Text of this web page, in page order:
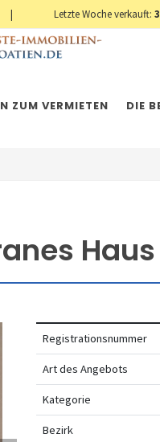
| Letzte Woche verkauft:
ZUM VERMIETEN DIE
Registrationsnummer
Art des Angebots
Kategorie
Bezirk